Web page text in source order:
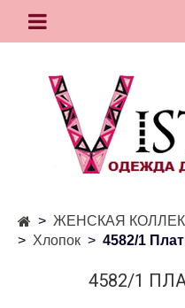
ЖЕНСКАЯ
Хлопок
4582/1
4582/1